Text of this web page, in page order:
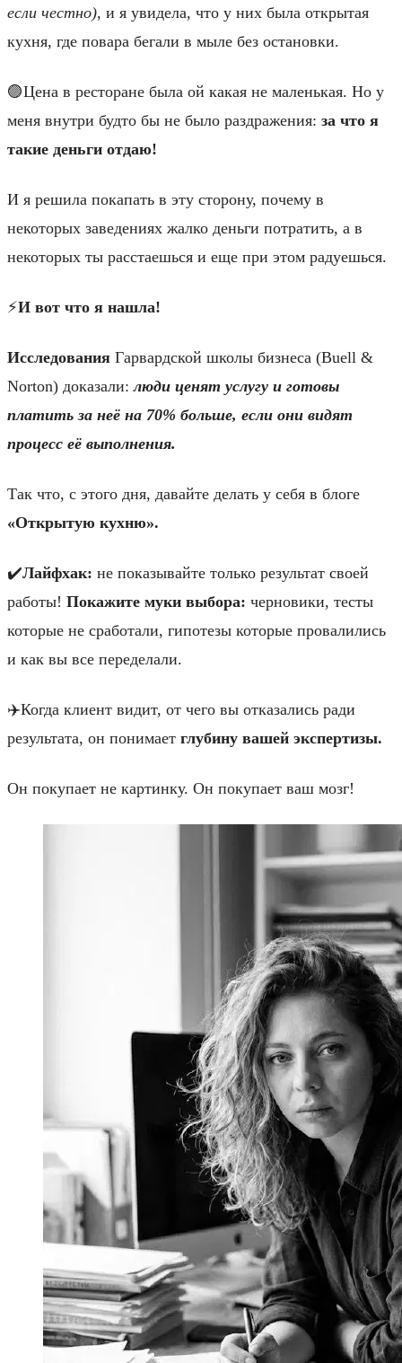
если честно), и я увидела, что у них была открытая
кухня, где повара бегали в мыле без остановки.
🟣Цена в ресторане была ой какая не маленькая. Но у
меня внутри будто бы не было раздражения: за что я
такие деньги отдаю!
И я решила покапать в эту сторону, почему в
некоторых заведениях жалко деньги потратить, а в
некоторых ты расстаешься и еще при этом радуешься.
⚡️И вот что я нашла!
Исследования Гарвардской школы бизнеса (Buell &
Norton) доказали:люди ценят услугу и готовы
платить за неё на 70% больше, если они видят
процесс её выполнения.
Так что, с этого дня, давайте делать у себя в блоге
«Открытую кухню».
✔️Лайфхак: не показывайте только результат своей
работы! Покажите муки выбора: черновики, тесты
которые не сработали, гипотезы которые провалились
и как вы все переделали.
✈️Когда клиент видит, от чего вы отказались ради
результата, он понимает глубину вашей экспертизы.
Он покупает не картинку. Он покупает ваш мозг!